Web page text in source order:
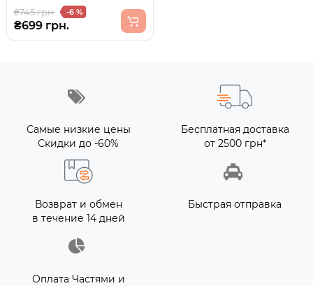
₴745 грн. -6 %
₴699 грн.
Самые низкие цены
Скидки до -60%
Бесплатная доставка
от 2500 грн*
Возврат и обмен
в течение 14 дней
Быстрая отправка
Оплата Частями и